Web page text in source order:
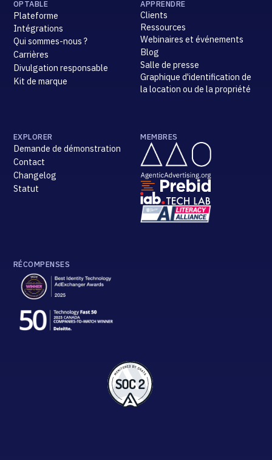
OPTABLE
Plateforme
Intégrations
Qui sommes-nous ?
Carrières
Divulgation responsable
Kit de marque
APPRENDRE
Clients
Ressources
Webinaires et événements
Blog
Salle de presse
Graphique d'identification de
la location ou de la propriété
EXPLORER
Demande de démonstration
Contact
Changelog
Statut
MEMBRES
RÉCOMPENSES